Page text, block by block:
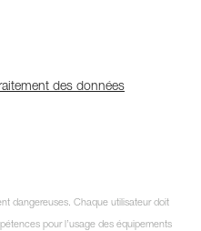
des données
dangereuses. Chaque utilisateur doit
pour l’usage des équipements